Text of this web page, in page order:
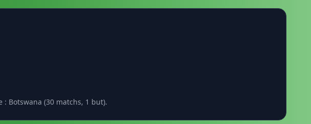
Botswana (30 matchs, 1 but).